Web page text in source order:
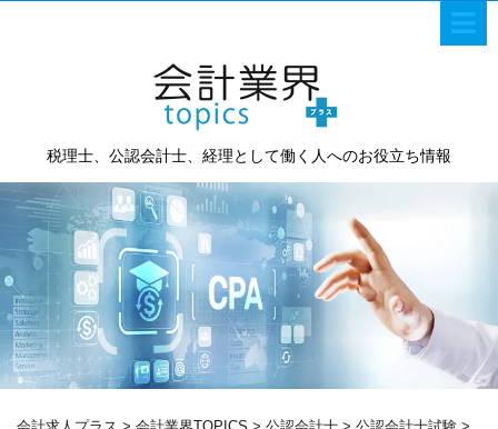
税理士、公認会計士、経理として働く人へのお役立ち情報